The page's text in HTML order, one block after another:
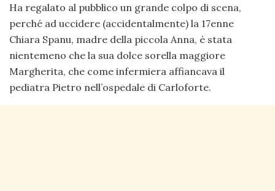
Ha regalato al pubblico un grande colpo di scena,
perché ad uccidere (accidentalmente) la 17enne
Chiara Spanu, madre della piccola Anna, è stata
nientemeno che la sua dolce sorella maggiore
Margherita, che come infermiera affiancava il
pediatra Pietro nell’ospedale di Carloforte.